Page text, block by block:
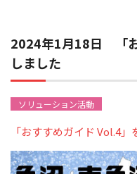
2024年1月18日 「
しました
ソリューション活動
「おすすめガイド Vol.4」